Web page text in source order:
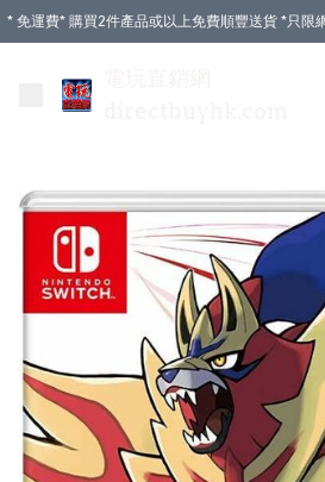
* 免運費* 購買2件產品或以上免費順豐送貨 *只限